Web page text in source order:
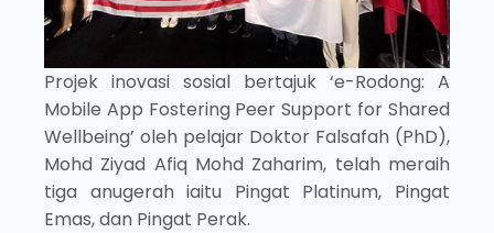
Projek inovasi sosial bertajuk ‘e-Rodong: A
Mobile App Fostering Peer Support for Shared
Wellbeing’ oleh pelajar Doktor Falsafah (PhD),
Mohd Ziyad Afiq Mohd Zaharim, telah meraih
tiga anugerah iaitu Pingat Platinum, Pingat
Emas, dan Pingat Perak.